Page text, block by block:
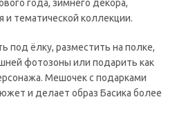
года, зимнего декора,
и тематической коллекции.
под ёлку, разместить на полке,
фотозоны или подарить как
Мешочек с подарками
и делает образ Басика более